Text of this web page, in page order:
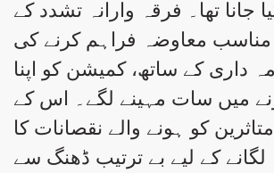
تھا۔ فرقہ وارانہ تشدد کے
مناسب معاوضہ فراہم کرنے کی
داری کے ساتھ، کمیشن کو اپنا
میں سات مہینے لگے۔ اس کے
کو ہونے والے نقصانات کا
لگانے کے لیے بے ترتیب ڈھنگ سے